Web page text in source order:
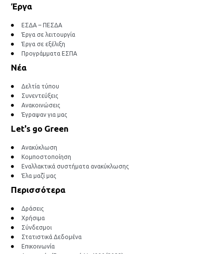
Έργα
ΕΣΔΑ – ΠΕΣΔΑ
Έργα σε λειτουργία
Έργα σε εξέλιξη
Προγράμματα ΕΣΠΑ
Νέα
Δελτία τύπου
Συνεντεύξεις
Ανακοινώσεις
Έγραψαν για μας
Let's go Green
Ανακύκλωση
Κομποστοποίηση
Εναλλακτικά συστήματα ανακύκλωσης
Έλα μαζί μας
Περισσότερα
Δράσεις
Χρήσιμα
Σύνδεσμοι
Στατιστικά Δεδομένα
Επικοινωνία